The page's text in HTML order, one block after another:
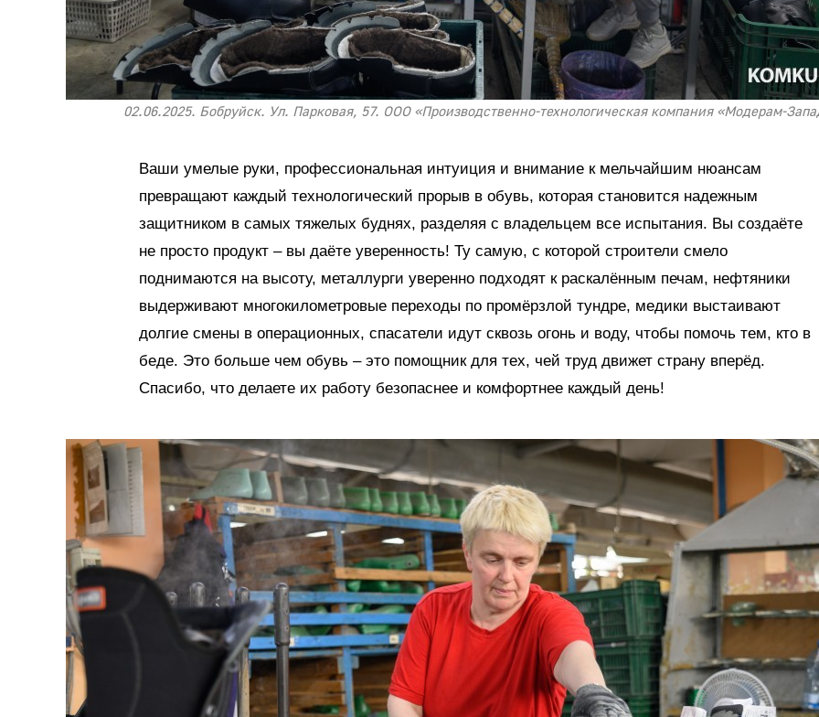
02.06.2025. Бобруйск. Ул. Парковая, 57. ООО «Производственно-технологическая компания «Модерам-
Ваши умелые руки, профессиональная интуиция и внимание к мельчайшим нюансам
превращают каждый технологический прорыв в обувь, которая становится надежным
защитником в самых тяжелых буднях, разделяя с владельцем все испытания. Вы создаёте
не просто продукт – вы даёте уверенность! Ту самую, с которой строители смело
поднимаются на высоту, металлурги уверенно подходят к раскалённым печам, нефтяники
выдерживают многокилометровые переходы по промёрзлой тундре, медики выстаивают
долгие смены в операционных, спасатели идут сквозь огонь и воду, чтобы помочь тем, кто в
беде. Это больше чем обувь – это помощник для тех, чей труд движет страну вперёд.
Спасибо, что делаете их работу безопаснее и комфортнее каждый день!